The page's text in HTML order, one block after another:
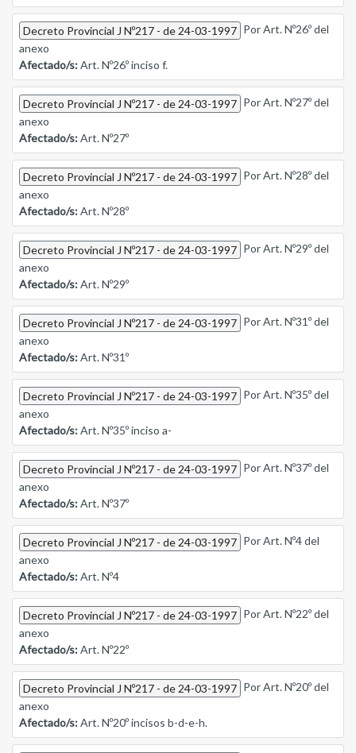
Decreto Provincial J Nº217 - de 24-03-1997 Por Art. Nº26º del
anexo
Afectado/s:Art. Nº26º inciso f.
Decreto Provincial J Nº217 - de 24-03-1997 Por Art. Nº27º del
anexo
Afectado/s:Art. Nº27º
Decreto Provincial J Nº217 - de 24-03-1997 Por Art. Nº28º del
anexo
Afectado/s:Art. Nº28º
Decreto Provincial J Nº217 - de 24-03-1997 Por Art. Nº29º del
anexo
Afectado/s:Art. Nº29º
Decreto Provincial J Nº217 - de 24-03-1997 Por Art. Nº31º del
anexo
Afectado/s:Art. Nº31º
Decreto Provincial J Nº217 - de 24-03-1997 Por Art. Nº35º del
anexo
Afectado/s:Art. Nº35º inciso a-
Decreto Provincial J Nº217 - de 24-03-1997 Por Art. Nº37º del
anexo
Afectado/s:Art. Nº37º
Decreto Provincial J Nº217 - de 24-03-1997 Por Art. Nº4 del
anexo
Afectado/s:Art. Nº4
Decreto Provincial J Nº217 - de 24-03-1997 Por Art. Nº22º del
anexo
Afectado/s:Art. Nº22º
Decreto Provincial J Nº217 - de 24-03-1997 Por Art. Nº20º del
anexo
Afectado/s:Art. Nº20º incisos b-d-e-h.